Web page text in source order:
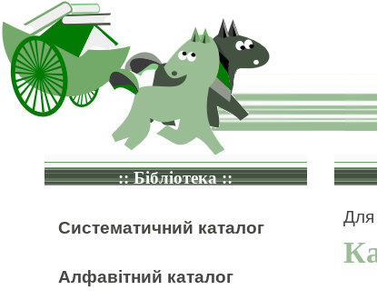
:: Бібліотека ::
Систематичний каталог
Алфавітний каталог
Для